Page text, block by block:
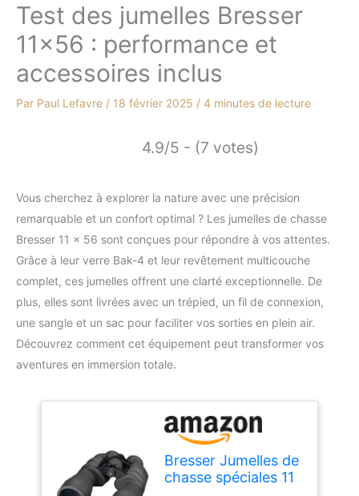
Test des jumelles Bresser
11×56 : performance et
accessoires inclus
Par Paul Lefavre / 18 février 2025 / 4 minutes de lecture
4.9/5 - (7 votes)
Vous cherchez à explorer la nature avec une précision
remarquable et un confort optimal ? Les jumelles de chasse
Bresser 11 x 56 sont conçues pour répondre à vos attentes.
Grâce à leur verre Bak-4 et leur revêtement multicouche
complet, ces jumelles offrent une clarté exceptionnelle. De
plus, elles sont livrées avec un trépied, un fil de connexion,
une sangle et un sac pour faciliter vos sorties en plein air.
Découvrez comment cet équipement peut transformer vos
aventures en immersion totale.
Bresser Jumelles de
chasse spéciales 11